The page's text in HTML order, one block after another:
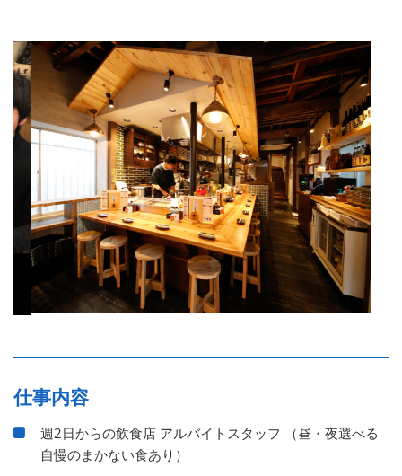
仕事内容
週2日からの飲食店 アルバイトスタッフ （昼・夜選べる
自慢のまかない食あり）